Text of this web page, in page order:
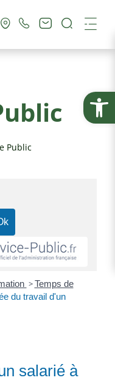
Ouvrir
Public
> Temps de
du travail d'un
salarié à